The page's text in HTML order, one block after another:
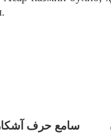
سامع حرف آشكار